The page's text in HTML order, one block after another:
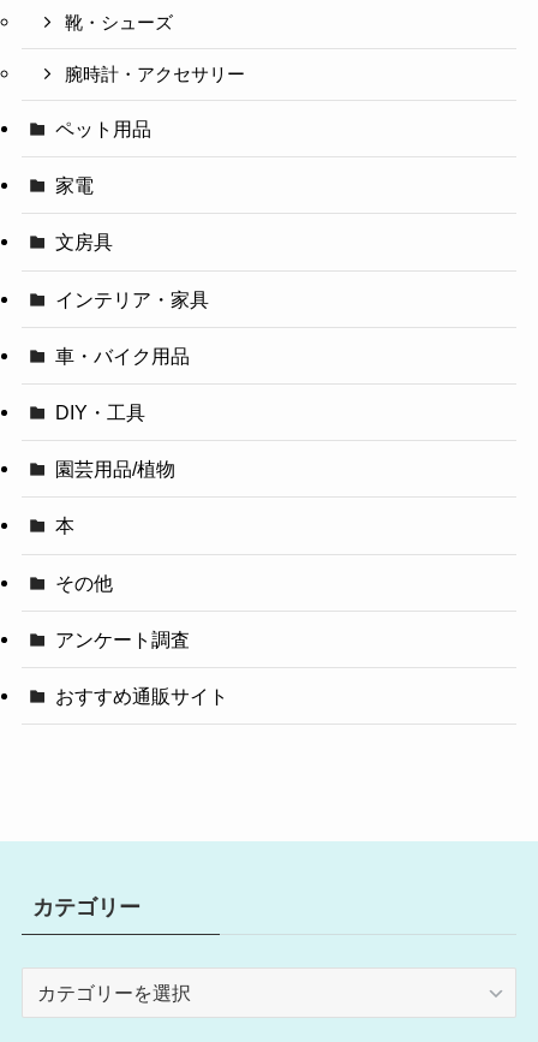
靴・シューズ
腕時計・アクセサリー
ペット用品
家電
文房具
インテリア・家具
車・バイク用品
DIY・工具
園芸用品/植物
本
その他
アンケート調査
おすすめ通販サイト
カテゴリー